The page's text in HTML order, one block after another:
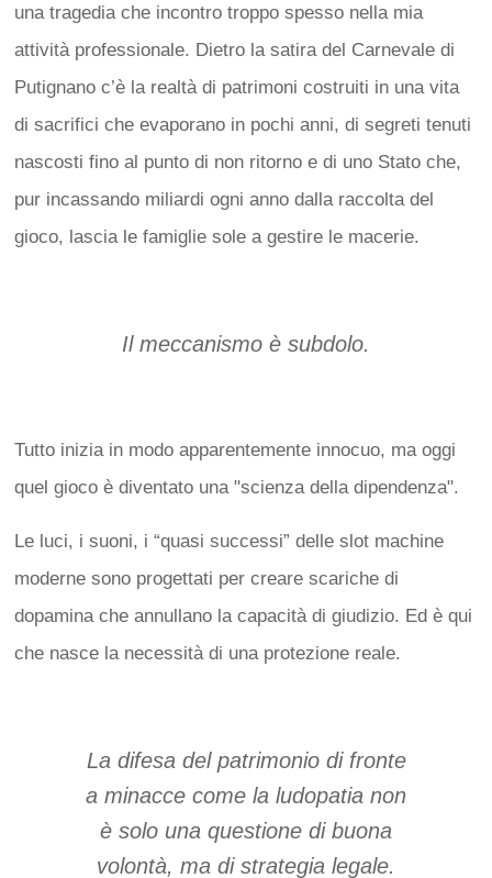
una tragedia che incontro troppo spesso nella mia
attività professionale. Dietro la satira del Carnevale di
Putignano c’è la realtà di patrimoni costruiti in una vita
di sacrifici che evaporano in pochi anni, di segreti tenuti
nascosti fino al punto di non ritorno e di uno Stato che,
pur incassando miliardi ogni anno dalla raccolta del
gioco, lascia le famiglie sole a gestire le macerie.
Il meccanismo è subdolo.
Tutto inizia in modo apparentemente innocuo, ma oggi
quel gioco è diventato una "scienza della dipendenza".
Le luci, i suoni, i “quasi successi” delle slot machine
moderne sono progettati per creare scariche di
dopamina che annullano la capacità di giudizio. Ed è qui
che nasce la necessità di una protezione reale.
La difesa del patrimonio di fronte
a minacce come la ludopatia non
è solo una questione di buona
volontà, ma di strategia legale.